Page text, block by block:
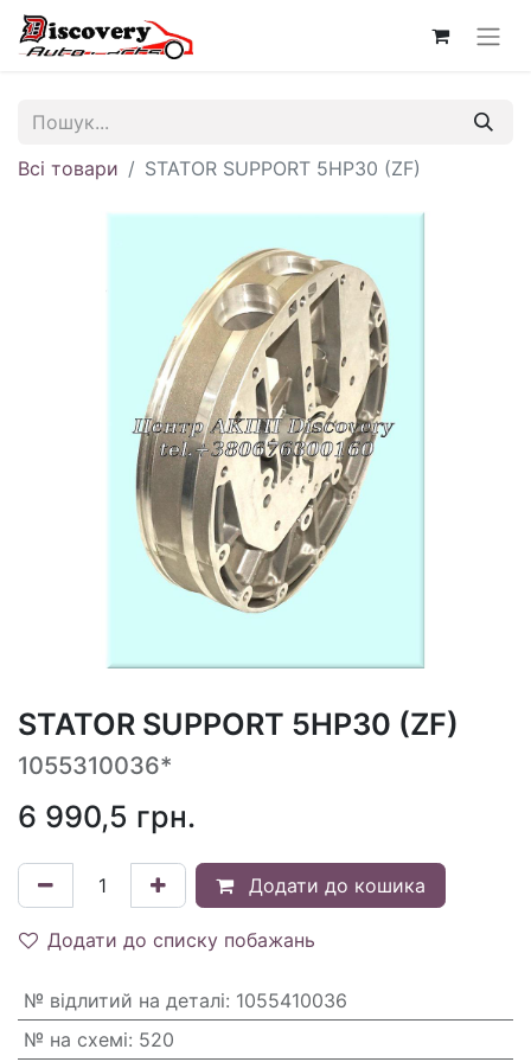
Всі товари STATOR SUPPORT 5HP30 (ZF)
STATOR SUPPORT 5HP30 (ZF)
1055310036*
6 990,5 грн.
Додати до кошика
Додати до списку побажань
№ відлитий на деталі: 1055410036
№ на схемі: 520